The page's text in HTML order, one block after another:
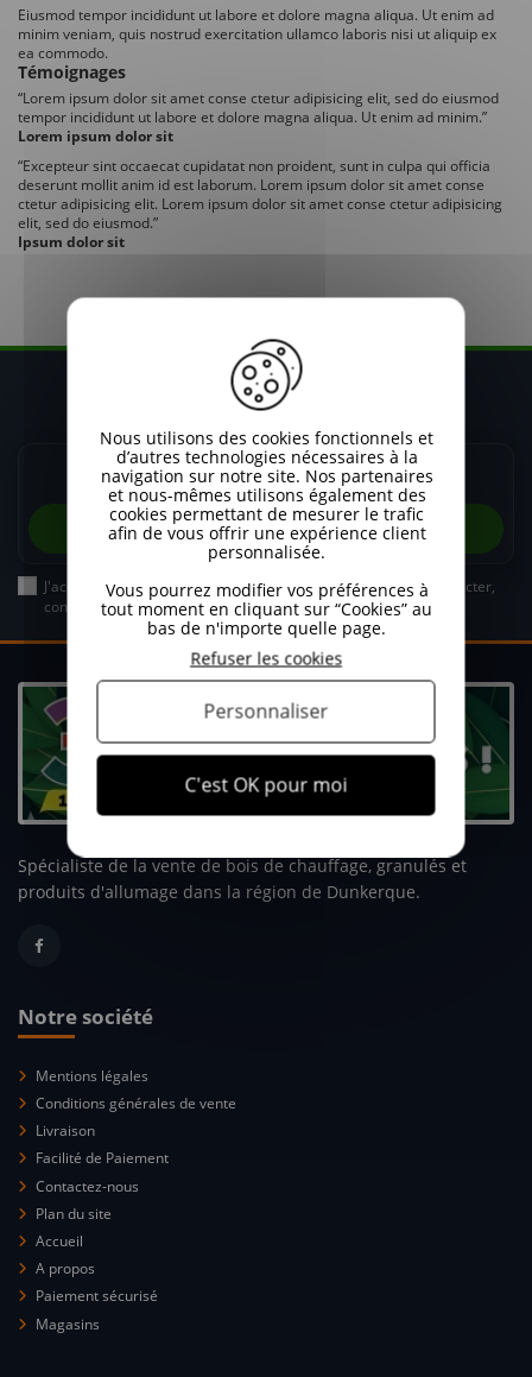
Eiusmod tempor incididunt ut labore et dolore magna aliqua. Ut enim ad
minim veniam, quis nostrud exercitation ullamco laboris nisi ut aliquip ex
ea commodo.
Témoignages
“Lorem ipsum dolor sit amet conse ctetur adipisicing elit, sed do eiusmod
tempor incididunt ut labore et dolore magna aliqua. Ut enim ad minim.”
Lorem ipsum dolor sit
“Excepteur sint occaecat cupidatat non proident, sunt in culpa qui officia
deserunt mollit anim id est laborum. Lorem ipsum dolor sit amet conse
ctetur adipisicing elit. Lorem ipsum dolor sit amet conse ctetur adipisicing
elit, sed do eiusmod.”
Ipsum dolor sit
Restez informé de nos promos
Recevez nos promos et actualités avant la saison !
J'accepte que BES Energie utilise mes données pour me recontacter,
conformément à sa politique de confidentialité.
Spécialiste de la vente de bois de chauffage, granulés et
produits d'allumage dans la région de Dunkerque.
Notre société
Mentions légales
Conditions générales de vente
Livraison
Facilité de Paiement
Contactez-nous
Plan du site
Accueil
A propos
Paiement sécurisé
Magasins
Nous utilisons des cookies fonctionnels et
d’autres technologies nécessaires à la
navigation sur notre site. Nos partenaires
et nous-mêmes utilisons également des
cookies permettant de mesurer le trafic
afin de vous offrir une expérience client
personnalisée.
Vous pourrez modifier vos préférences à
tout moment en cliquant sur “Cookies” au
bas de n'importe quelle page.
C'est OK pour moi
Refuser les cookies
Personnaliser